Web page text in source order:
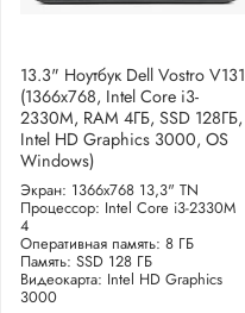
13.3" Ноутбук Dell Vostro V131
(1366x768, Intel Core i3-
2330M, RAM 4ГБ, SSD 128ГБ,
Intel HD Graphics 3000, OS
Windows)
Экран: 1366x768 13,3" TN
Процессор: Intel Core i3-2330M
4
Оперативная память: 8 ГБ
Память: SSD 128 ГБ
Видеокарта: Intel HD Graphics
3000